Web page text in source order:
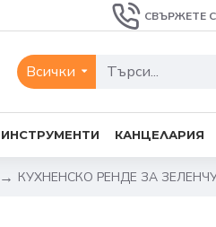
СВЪРЖЕТЕ
Всички
ИНСТРУМЕНТИ КАНЦЕЛАРИЯ
КУХНЕНСКО РЕНДЕ ЗА